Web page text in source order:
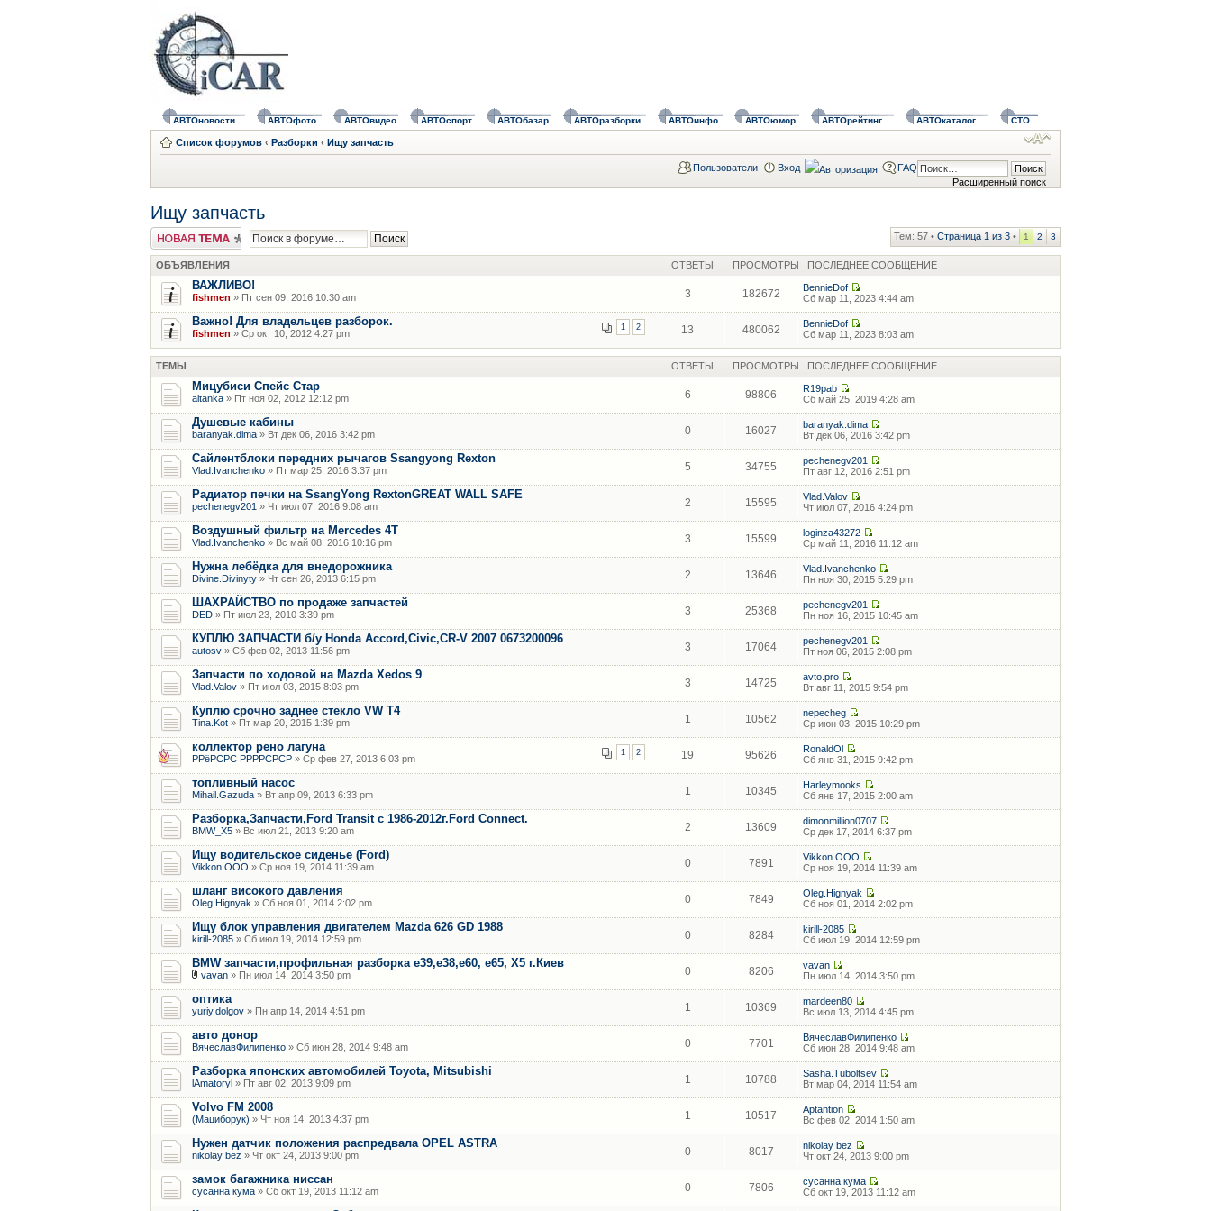
АВТОновости АВТОфото АВТОвидео АВТОспорт АВТОбазар АВТОразборки АВТОинфо АВТОюмор АВТОрейтинг АВТОкаталог СТО
Список форумов ‹ Разборки ‹ Ищу запчасть
Расширенный поиск
Пользователи Вход FAQ
Ищу запчасть
Новая тема Тем: 57 • Страница 1 из 3 • 1 2 3
ОБЪЯВЛЕНИЯ ОТВЕТЫ ПРОСМОТРЫ ПОСЛЕДНЕЕ СООБЩЕНИЕ
ВАЖЛИВО!
fishmen » Пт сен 09, 2016 10:30 am 3 182672
BennieDof
Сб мар 11, 2023 4:44 am
Важно! Для владельцев разборок. 1 2
fishmen » Ср окт 10, 2012 4:27 pm 13 480062
BennieDof
Сб мар 11, 2023 8:03 am
ТЕМЫ ОТВЕТЫ ПРОСМОТРЫ ПОСЛЕДНЕЕ СООБЩЕНИЕ
Мицубиси Спейс Стар
altanka » Пт ноя 02, 2012 12:12 pm 6 98806
R19pab
Сб май 25, 2019 4:28 am
Душевые кабины
baranyak.dima » Вт дек 06, 2016 3:42 pm 0 16027
baranyak.dima
Вт дек 06, 2016 3:42 pm
Сайлентблоки передних рычагов Ssangyong Rexton
Vlad.Ivanchenko » Пт мар 25, 2016 3:37 pm 5 34755
pechenegv201
Пт авг 12, 2016 2:51 pm
Радиатор печки на SsangYong RextonGREAT WALL SAFЕ
pechenegv201 » Чт июл 07, 2016 9:08 am 2 15595
Vlad.Valov
Чт июл 07, 2016 4:24 pm
Воздушный фильтр на Mercedes 4T
Vlad.Ivanchenko » Вс май 08, 2016 10:16 pm 3 15599
loginza43272
Ср май 11, 2016 11:12 am
Нужна лебёдка для внедорожника
Divine.Divinyty » Чт сен 26, 2013 6:15 pm 2 13646
Vlad.Ivanchenko
Пн ноя 30, 2015 5:29 pm
ШАХРАЙСТВО по продаже запчастей
DED » Пт июл 23, 2010 3:39 pm 3 25368
pechenegv201
Пн ноя 16, 2015 10:45 am
КУПЛЮ ЗАПЧАСТИ б/у Honda Accord,Civic,CR-V 2007 0673200096
autosv » Сб фев 02, 2013 11:56 pm 3 17064
pechenegv201
Пт ноя 06, 2015 2:08 pm
Запчасти по ходовой на Mazda Xedos 9
Vlad.Valov » Пт июл 03, 2015 8:03 pm 3 14725
avto.pro
Вт авг 11, 2015 9:54 pm
Куплю срочно заднее стекло VW T4
Tina.Kot » Пт мар 20, 2015 1:39 pm 1 10562
nepecheg
Ср июн 03, 2015 10:29 pm
коллектор рено лагуна 1 2
РРёРСРС РРРРСРСР » Ср фев 27, 2013 6:03 pm 19 95626
RonaldOl
Сб янв 31, 2015 9:42 pm
топливный насос
Mihail.Gazuda » Вт апр 09, 2013 6:33 pm 1 10345
Harleymooks
Сб янв 17, 2015 2:00 am
Разборка,Запчасти,Ford Transit с 1986-2012г.Ford Connect.
BMW_X5 » Вс июл 21, 2013 9:20 am 2 13609
dimonmillion0707
Ср дек 17, 2014 6:37 pm
Ищу водительское сиденье (Ford)
Vikkon.OOO » Ср ноя 19, 2014 11:39 am 0 7891
Vikkon.OOO
Ср ноя 19, 2014 11:39 am
шланг високого давления
Oleg.Hignyak » Сб ноя 01, 2014 2:02 pm 0 7849
Oleg.Hignyak
Сб ноя 01, 2014 2:02 pm
Ищу блок управления двигателем Mazda 626 GD 1988
kirill-2085 » Сб июл 19, 2014 12:59 pm 0 8284
kirill-2085
Сб июл 19, 2014 12:59 pm
BMW запчасти,профильная разборка е39,е38,е60, е65, Х5 г.Киев
vavan » Пн июл 14, 2014 3:50 pm 0 8206
vavan
Пн июл 14, 2014 3:50 pm
оптика
yuriy.dolgov » Пн апр 14, 2014 4:51 pm 1 10369
mardeen80
Вс июл 13, 2014 4:45 pm
авто донор
ВячеславФилипенко » Сб июн 28, 2014 9:48 am 0 7701
ВячеславФилипенко
Сб июн 28, 2014 9:48 am
Разборка японских автомобилей Toyota, Mitsubishi
lAmatoryl » Пт авг 02, 2013 9:09 pm 1 10788
Sasha.Tuboltsev
Вт мар 04, 2014 11:54 am
Volvo FM 2008
(Мациборук) » Чт ноя 14, 2013 4:37 pm 1 10517
Aptantion
Вс фев 02, 2014 1:50 am
Нужен датчик положения распредвала OPEL ASTRA
nikolay bez » Чт окт 24, 2013 9:00 pm 0 8017
nikolay bez
Чт окт 24, 2013 9:00 pm
замок багажника ниссан
сусанна кума » Сб окт 19, 2013 11:12 am 0 7806
сусанна кума
Сб окт 19, 2013 11:12 am